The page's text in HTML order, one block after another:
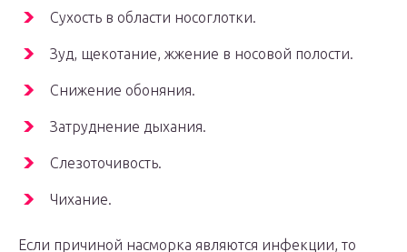
Сухость в области носоглотки.
Зуд, щекотание, жжение в носовой полости.
Снижение обоняния.
Затруднение дыхания.
Слезоточивость.
Чихание.
Если причиной насморка являются инфекции, то